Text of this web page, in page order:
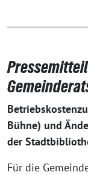
Bühne) und
der
Für die